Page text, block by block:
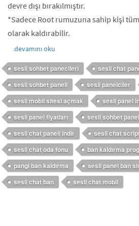
devre dışı bırakılmıştır.
*Sadece Root rumuzuna sahip kişi
olarak kaldırabilir.
devamını oku
sesli sohbet panecileri
sesli chat
sesli sohbet paneli
sesli panelciler
sesli mobil sitesi açmak
sesli panel
sesli panel fiyatları
sesli sohbet
sesli chat paneli indir
sesli chat
sesli chat oda fonu
ban kaldırma
pangi ban kaldırma
sesli panel ban
sesli chat ban
sesli chat mobil